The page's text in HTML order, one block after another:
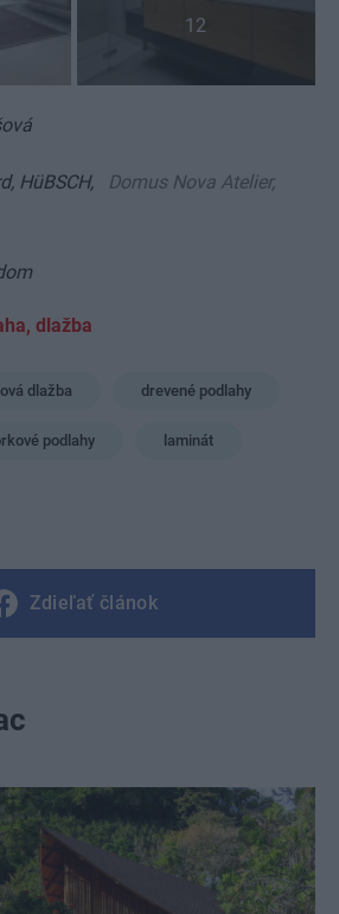
12
HüBSCH,
Domus Nova Atelier,
dlažba
dlažba drevené podlahy
podlahy laminát
Zdieľať článok